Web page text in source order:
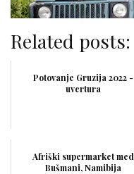
Related posts:
Potovanje Gruzija 2022 -
uvertura
Afriški supermarket med
Bušmani, Namibija